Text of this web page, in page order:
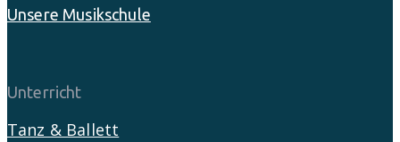
Unsere Musikschule
Unterricht
Tanz & Ballett